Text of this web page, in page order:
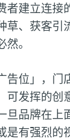
者建立连接
草、获客引
然。
告位」，门
发挥的创
旦品牌在上
有强烈的